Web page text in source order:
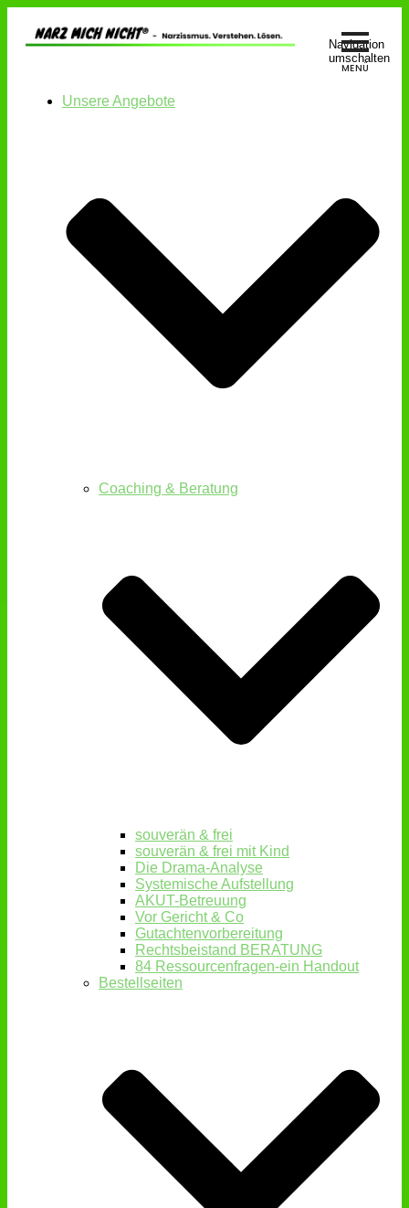
Navigation
umschalten
Unsere Angebote
Coaching & Beratung
souverän & frei
souverän & frei mit Kind
Die Drama-Analyse
Systemische Aufstellung
AKUT-Betreuung
Vor Gericht & Co
Gutachtenvorbereitung
Rechtsbeistand BERATUNG
84 Ressourcenfragen-ein Handout
Bestellseiten